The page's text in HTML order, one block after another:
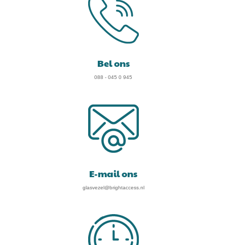
Bel ons
088 - 045 0 945
E-mail ons
glasvezel@brightaccess.nl